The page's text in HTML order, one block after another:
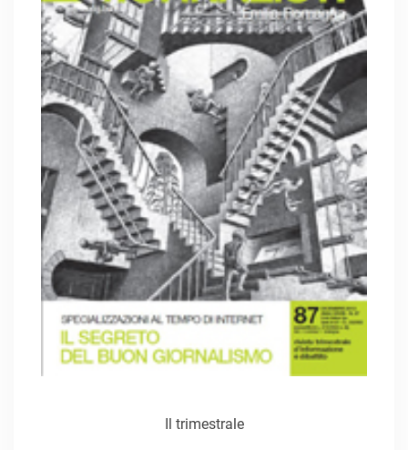
Il trimestrale